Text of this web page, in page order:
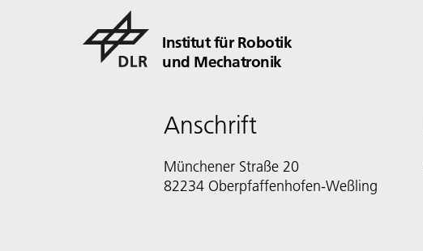
Institut für Robotik
und Mechatronik
Anschrift
Münchener Straße 20
82234 Oberpfaffenhofen-Weßling